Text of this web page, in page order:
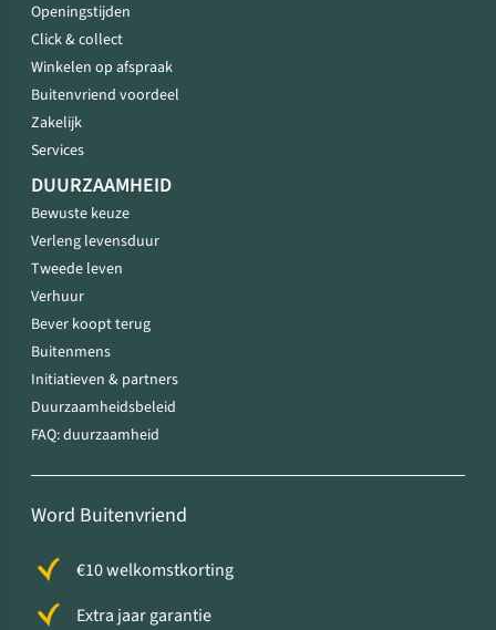
Openingstijden
Click & collect
Winkelen op afspraak
Buitenvriend voordeel
Zakelijk
Services
DUURZAAMHEID
Bewuste keuze
Verleng levensduur
Tweede leven
Verhuur
Bever koopt terug
Buitenmens
Initiatieven & partners
Duurzaamheidsbeleid
FAQ: duurzaamheid
Word Buitenvriend
€10 welkomstkorting
Extra jaar garantie